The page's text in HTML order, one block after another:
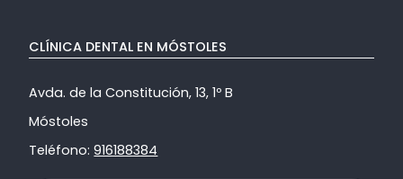
CLÍNICA DENTAL EN MÓSTOLES
Avda. de la Constitución, 13, 1º B
Móstoles
Teléfono:916188384